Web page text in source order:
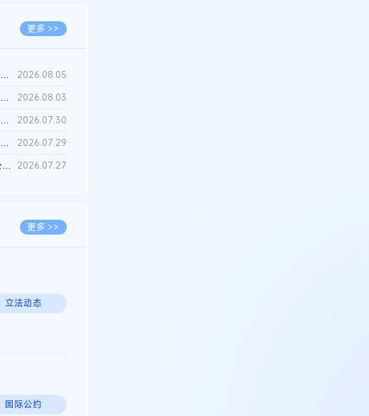
更多 >>
某甲公司、某乙公司、某丙公司申请诉前行为保全复议裁定书
2026.08.05
某甲公司、某乙公司、官某与某丙公司专利申请权权属纠纷 二审判决...
2026.08.03
谭某与长沙马某堆农产品股份有限公司滥用市场支配地位纠纷二审裁...
2026.07.30
杭州华某有限公司与菲某有限公司侵害发明专利权纠纷
2026.07.29
某甲公司,某乙公司,某门市部,某丙公司植物新品种临时保护期使用费... 2026.07.27
更多 >>
立法动态
国际公约